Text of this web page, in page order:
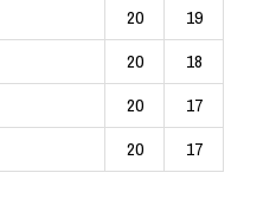
20
19
20
18
20
17
20 17